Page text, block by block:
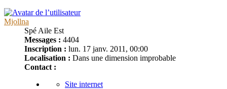
Mjollna
Spé Aile Est
Messages : 4404
Inscription : lun. 17 janv. 2011, 00:00
Localisation : Dans une dimension improbable
Contact :
Site internet